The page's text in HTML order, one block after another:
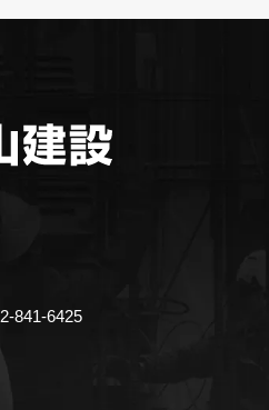
841-6425